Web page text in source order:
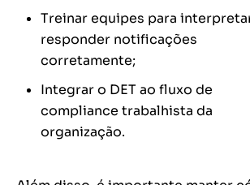
Treinar equipes para
responder notificações
corretamente;
Integrar o DET ao fluxo de
compliance trabalhista da
organização.